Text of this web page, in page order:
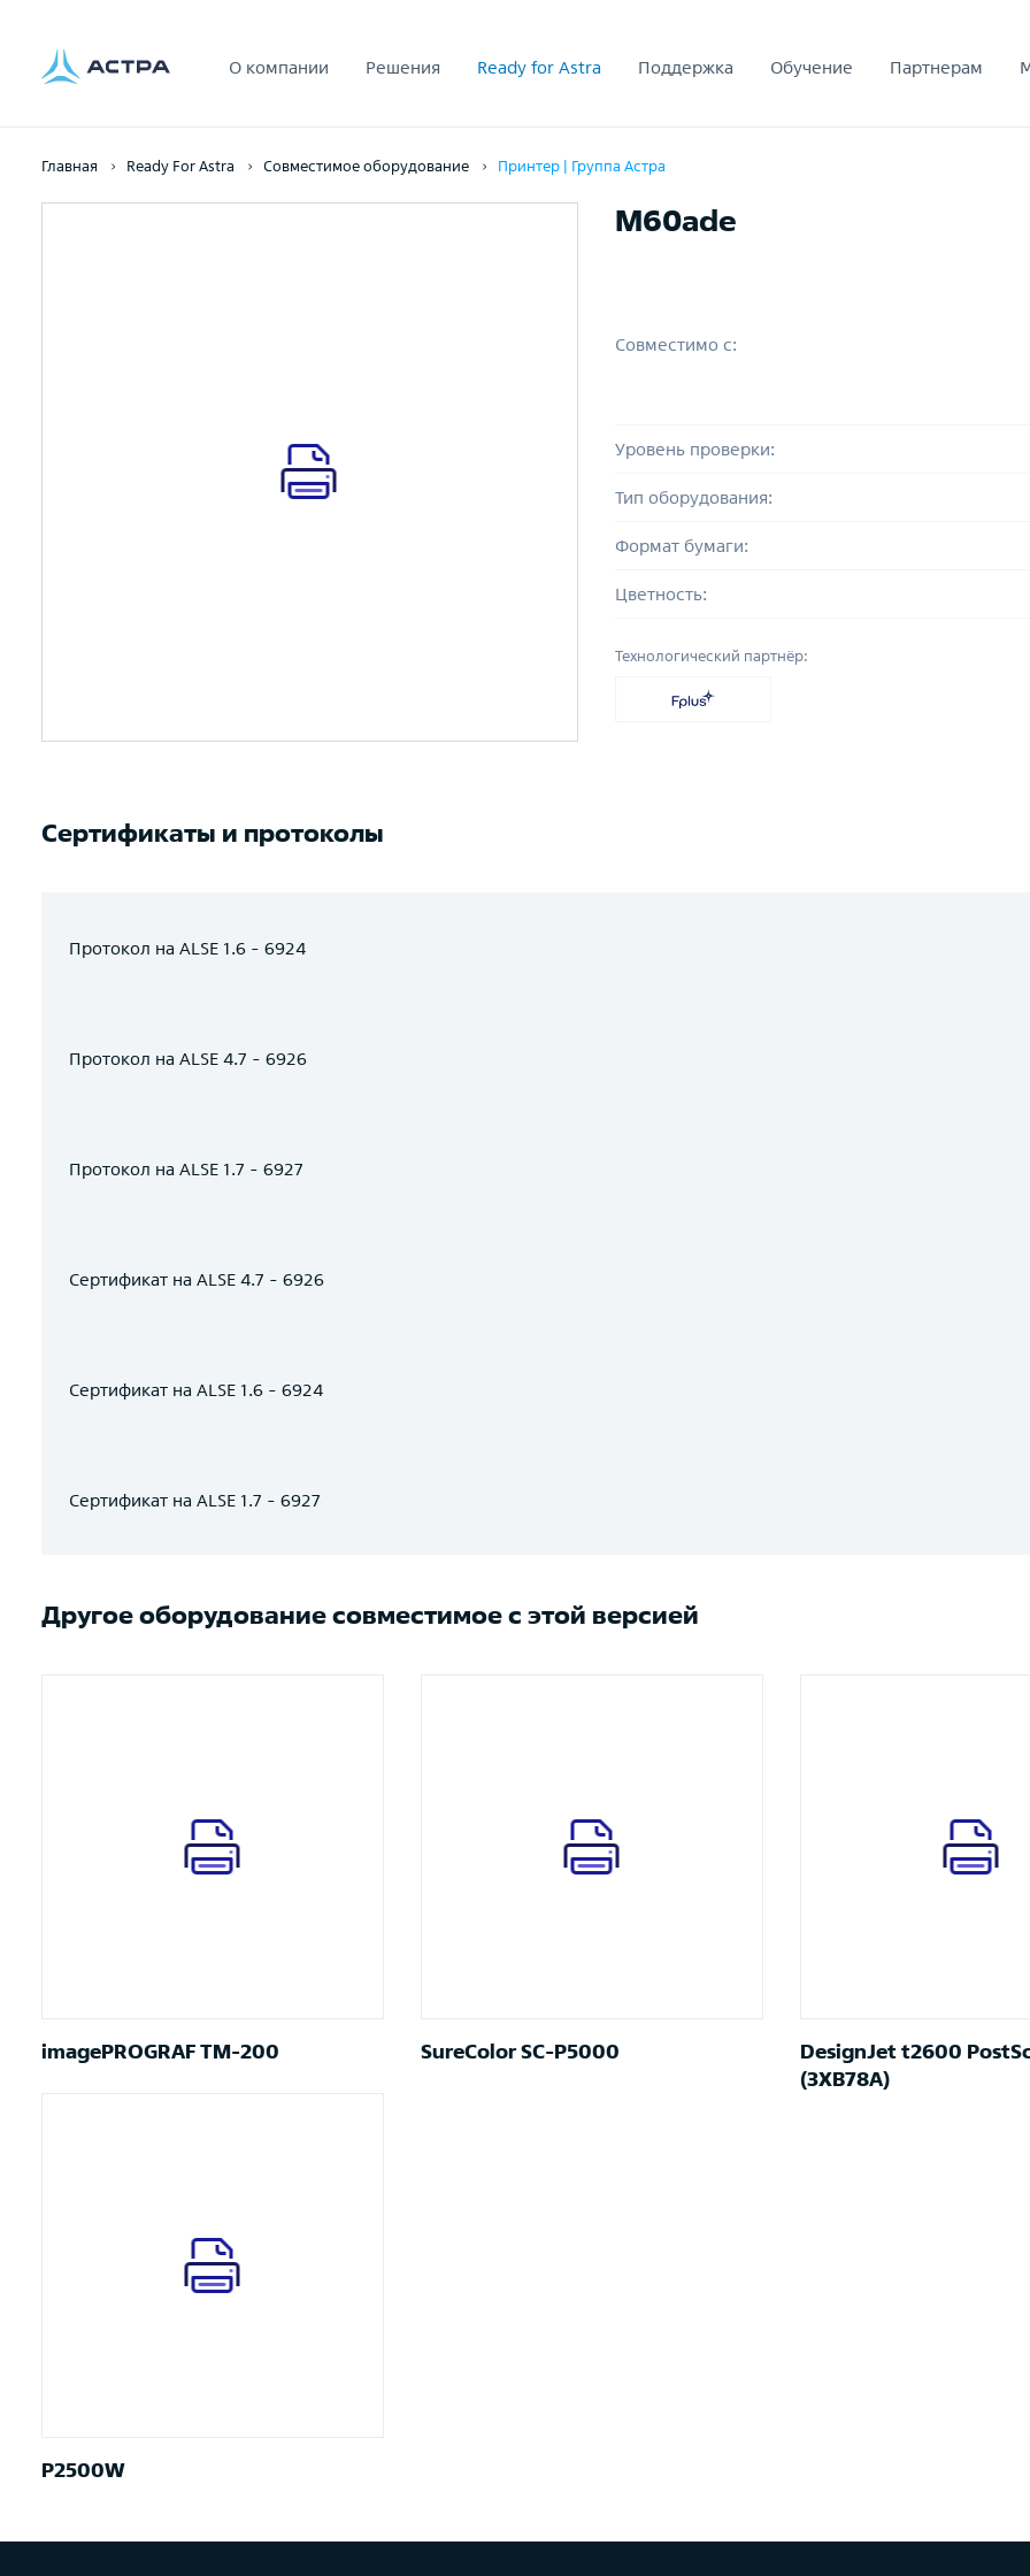
О компании Решения Ready for Astra Поддержка Обучение Партнерам
Главная Ready For Astra Совместимое оборудование Принтер | Группа Астра
M60ade
Совместимо с:
Уровень проверки:
Тип оборудования:
Формат бумаги:
Цветность:
Технологический партнёр:
Сертификаты и протоколы
Протокол на ALSE 1.6 - 6924
Протокол на ALSE 4.7 - 6926
Протокол на ALSE 1.7 - 6927
Сертификат на ALSE 4.7 - 6926
Сертификат на ALSE 1.6 - 6924
Сертификат на ALSE 1.7 - 6927
Другое оборудование совместимое с этой версией
imagePROGRAF TM-200 SureColor SC-P5000
DesignJet t2600
(3XB78A)
P2500W